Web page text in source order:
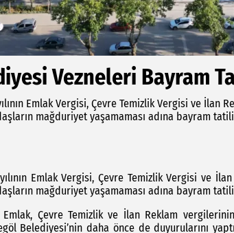
Vezneleri Bayram
Emlak Vergisi, Çevre Temizlik Vergisi ve İlan
mağduriyet yaşamaması adına bayram
Emlak Vergisi, Çevre Temizlik Vergisi ve
mağduriyet yaşamaması adına bayram
Emlak, Çevre Temizlik ve İlan Reklam
Belediyesi’nin daha önce de duyurularını